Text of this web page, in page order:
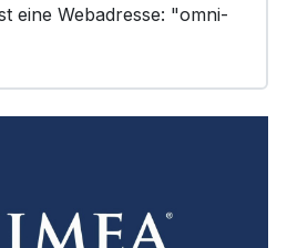
eine Webadresse: "omni-